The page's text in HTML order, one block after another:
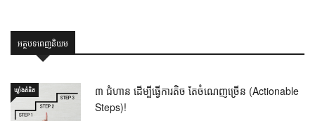
អត្ថបទពេញនិយម
ឃ្លាំង​គំនិត
៣ ជំហាន ដើម្បីធ្វើការតិច តែចំណេញច្រើន (Actionable
Steps)!